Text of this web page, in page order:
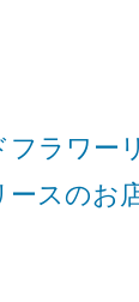
フラワー
スのお